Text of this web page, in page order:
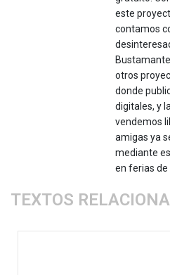
este
contamos
otros
donde
digitales, y
vendemos
amigas ya
mediante
en ferias de
TEXTOS